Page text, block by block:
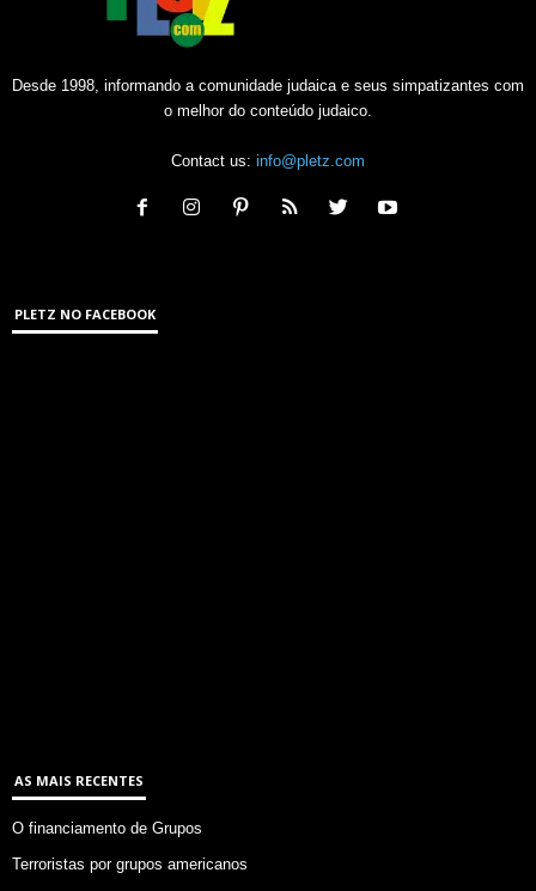
Desde 1998, informando a comunidade judaica e seus simpatizantes com
o melhor do conteúdo judaico.
Contact us: info@pletz.com
PLETZ NO FACEBOOK
AS MAIS RECENTES
O financiamento de Grupos
Terroristas por grupos americanos